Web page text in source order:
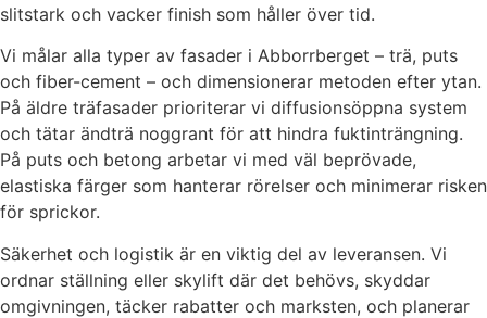
slitstark och vacker finish som håller över tid.
Vi målar alla typer av fasader i Abborrberget – trä, puts
och fiber-cement – och dimensionerar metoden efter ytan.
På äldre träfasader prioriterar vi diffusionsöppna system
och tätar ändträ noggrant för att hindra fuktinträngning.
På puts och betong arbetar vi med väl beprövade,
elastiska färger som hanterar rörelser och minimerar risken
för sprickor.
Säkerhet och logistik är en viktig del av leveransen. Vi
ordnar ställning eller skylift där det behövs, skyddar
omgivningen, täcker rabatter och marksten, och planerar